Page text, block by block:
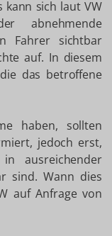
kann sich laut VW
abnehmende
Fahrer sichtbar
auf. In diesem
das betroffene
haben, sollten
jedoch erst,
ausreichender
sind. Wann dies
auf Anfrage von